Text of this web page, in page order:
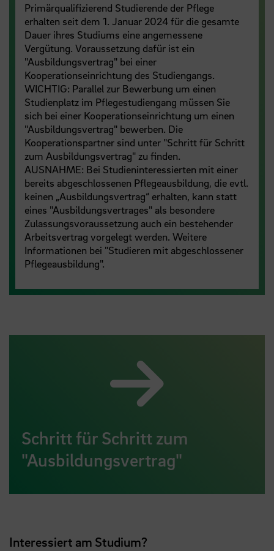
Primärqualifizierend Studierende der Pflege
erhalten seit dem 1. Januar 2024 für die gesamte
Dauer ihres Studiums eine angemessene
Vergütung. Voraussetzung dafür ist ein
"Ausbildungsvertrag" bei einer
Kooperationseinrichtung des Studiengangs.
WICHTIG: Parallel zur Bewerbung um einen
Studienplatz im Pflegestudiengang müssen Sie
sich bei einer Kooperationseinrichtung um einen
"Ausbildungsvertrag" bewerben. Die
Kooperationspartner sind unter "Schritt für Schritt
zum Ausbildungsvertrag" zu finden.
AUSNAHME: Bei Studieninteressierten mit einer
bereits abgeschlossenen Pflegeausbildung, die evtl.
keinen „Ausbildungsvertrag“ erhalten, kann statt
eines "Ausbildungsvertrages" als besondere
Zulassungsvoraussetzung auch ein bestehender
Arbeitsvertrag vorgelegt werden. Weitere
Informationen bei "Studieren mit abgeschlossener
Pflegeausbildung".
Schritt für Schritt zum
"Ausbildungsvertrag"
Interessiert am Studium?